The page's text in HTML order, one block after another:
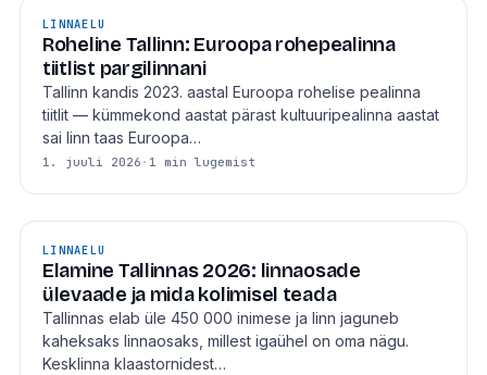
LINNAELU
Roheline Tallinn: Euroopa rohepealinna
tiitlist pargilinnani
Tallinn kandis 2023. aastal Euroopa rohelise pealinna
tiitlit — kümmekond aastat pärast kultuuripealinna aastat
sai linn taas Euroopa…
1. juuli 2026 · 1 min lugemist
LINNAELU
Elamine Tallinnas 2026: linnaosade
ülevaade ja mida kolimisel teada
Tallinnas elab üle 450 000 inimese ja linn jaguneb
kaheksaks linnaosaks, millest igaühel on oma nägu.
Kesklinna klaastornidest…